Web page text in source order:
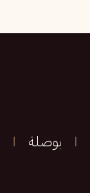
بوصلة